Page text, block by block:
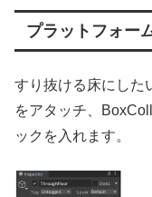
プラットフォー
すり抜ける床にした
をアタッチ、
ックを入れます。